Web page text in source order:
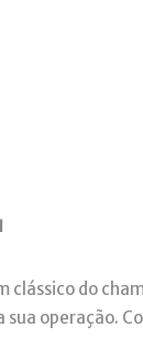
do
operação.